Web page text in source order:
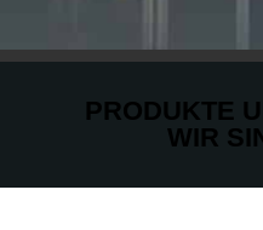
PRODUKTE
WIR